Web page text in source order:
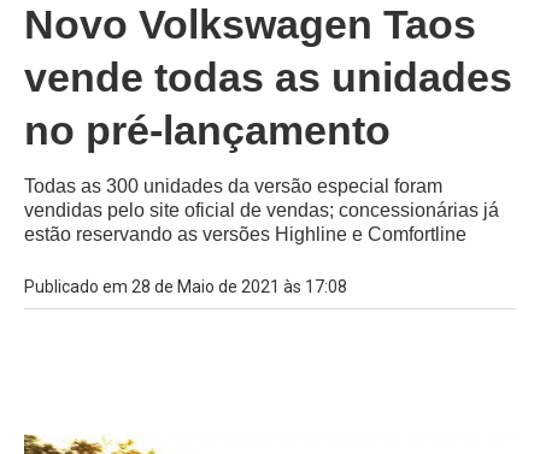
Novo Volkswagen Taos
vende todas as unidades
no pré-lançamento
Todas as 300 unidades da versão especial foram
vendidas pelo site oficial de vendas; concessionárias já
estão reservando as versões Highline e Comfortline
Publicado em 28 de Maio de 2021 às 17:08